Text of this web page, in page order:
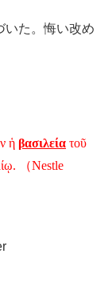
いた。悔い改め
ἡ βασιλεία τοῦ
（Nestle